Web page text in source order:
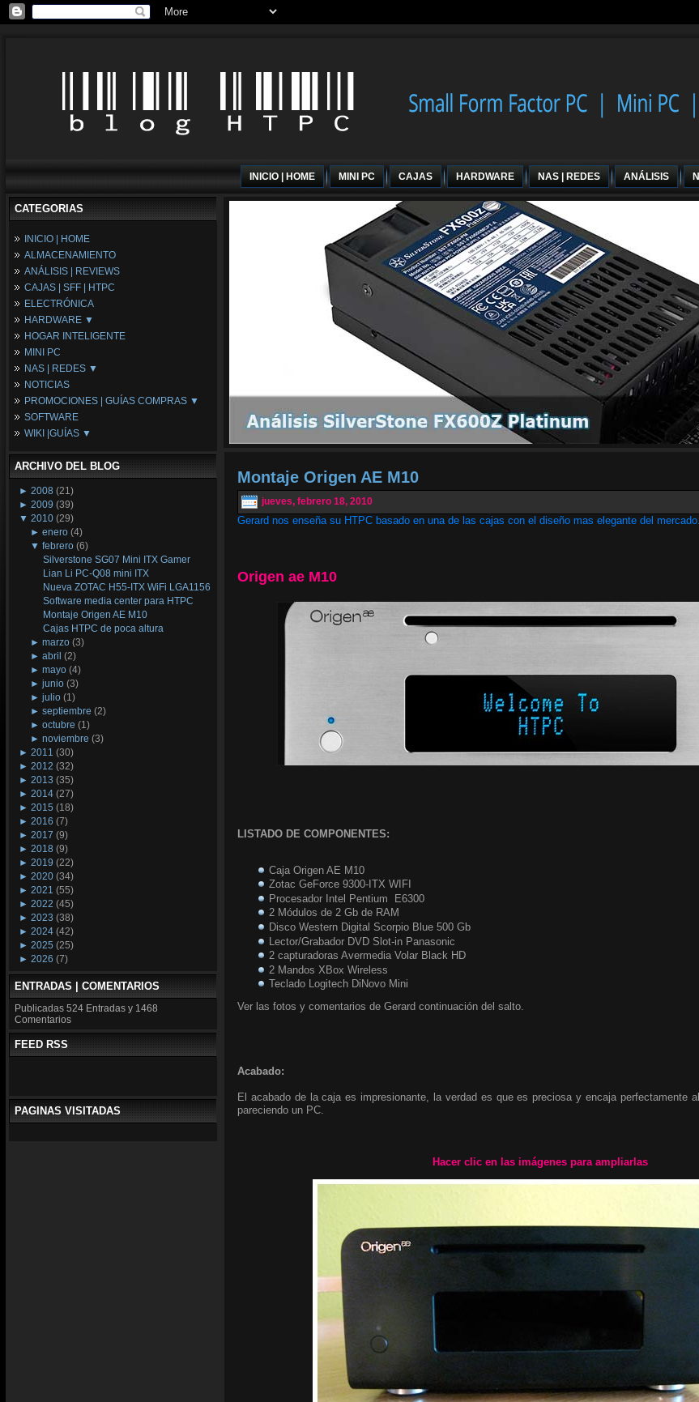
INICIO | HOME MINI PC CAJAS HARDWARE NAS | REDES ANÁLISIS
CATEGORIAS
INICIO | HOME
ALMACENAMIENTO
ANÁLISIS | REVIEWS
CAJAS | SFF | HTPC
ELECTRÓNICA
HARDWARE ▼
Fuentes de Alimentación
Memória RAM
Placas Base
Procesadores
Periféricos
Refrigeración
Tarjetas Gráficas
HOGAR INTELIGENTE
MINI PC
NAS | REDES ▼
NAS
Espacio Synology
Redes
NOTICIAS
PROMOCIONES | GUÍAS COMPRAS ▼
Configuraciones Ordenadores
Guías de Compras
SOFTWARE
WIKI |GUÍAS ▼
Wikipedia
ARCHIVO DEL BLOG
► 2008 (21)
► 2009 (39)
▼ 2010 (29)
►enero (4)
▼febrero (6)
Silverstone SG07 Mini ITX Gamer
Lian Li PC-Q08 mini ITX
Nueva ZOTAC H55-ITX WiFi LGA1156
Software media center para HTPC
Montaje Origen AE M10
Cajas HTPC de poca altura
►marzo (3)
►abril (2)
►mayo (4)
►junio (3)
►julio (1)
►septiembre (2)
►octubre (1)
►noviembre (3)
► 2011 (30)
► 2012 (32)
► 2013 (35)
► 2014 (27)
► 2015 (18)
► 2016 (7)
► 2017 (9)
► 2018 (9)
► 2019 (22)
► 2020 (34)
► 2021 (55)
► 2022 (45)
► 2023 (38)
► 2024 (42)
► 2025 (25)
► 2026 (7)
ENTRADAS | COMENTARIOS
Publicadas 524 Entradas y 1468
Comentarios
FEED RSS
PAGINAS VISITADAS
Montaje Origen AE M10
jueves, febrero 18, 2010
Gerard nos enseña su HTPC basado en una de las cajas con el diseño mas elegante del mercado.
Origen ae M10
LISTADO DE COMPONENTES:
Caja Origen AE M10
Zotac GeForce 9300-ITX WIFI
Procesador Intel Pentium E6300
2 Módulos de 2 Gb de RAM
Disco Western Digital Scorpio Blue 500 Gb
Lector/Grabador DVD Slot-in Panasonic
2 capturadoras Avermedia Volar Black HD
2 Mandos XBox Wireless
Teclado Logitech DiNovo Mini
Ver las fotos y comentarios de Gerard continuación del salto.
Acabado:
El acabado de la caja es impresionante, la verdad es que es preciosa y encaja perfectamente
pareciendo un PC.
Hacer clic en las imágenes para ampliarlas